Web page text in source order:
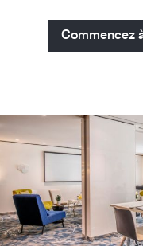
Commencez